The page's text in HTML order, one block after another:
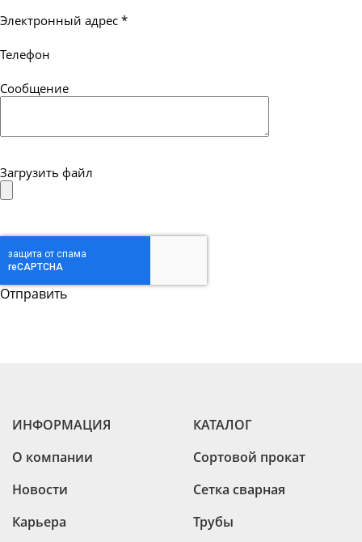
Электронный адрес *
Телефон
Сообщение
Загрузить файл
ИНФОРМАЦИЯ
О компании
Новости
Карьера
КАТАЛОГ
Сортовой прокат
Сетка сварная
Трубы